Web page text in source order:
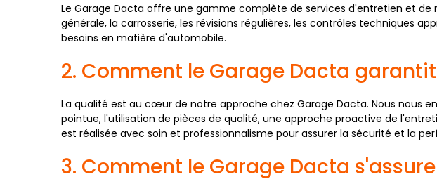
Le Garage Dacta offre une gamme complète de services d'entretien et
générale, la carrosserie, les révisions régulières, les contrôles techniques
besoins en matière d'automobile.
2. Comment le Garage Dacta
La qualité est au cœur de notre approche chez Garage Dacta. Nous nous
pointue, l'utilisation de pièces de qualité, une approche proactive de
est réalisée avec soin et professionnalisme pour assurer la sécurité et la
3. Comment le Garage Dacta